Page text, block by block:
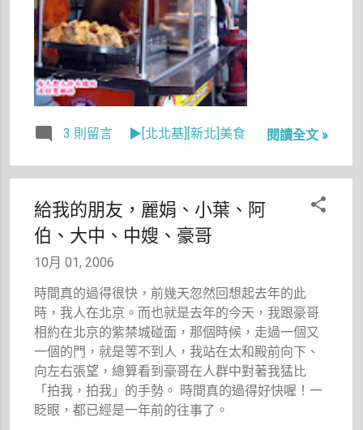
一句白色巨
塔中關欣對
蘇怡華說的
話：「都過
去了！」
去吧。 畢
竟，在我心
中覺得難以
忘懷的部份
並不是每個
人都會跟我
3 則留言 ▶[北北基][新北]美食 閱讀全文 »
給我的朋友，麗娟、小葉、阿
伯、大中、中嫂、豪哥
10月 01, 2006
時間真的過得很快，前幾天忽然回想起去年的此
時，我人在北京。而也就是去年的今天，我跟豪哥
相約在北京的紫禁城碰面，那個時候，走過一個又
一個的門，就是等不到人，我站在太和殿前向下、
向左右張望，總算看到豪哥在人群中對著我猛比
「拍我，拍我」的手勢。 時間真的過得好快喔！一
眨眼，都已經是一年前的往事了。